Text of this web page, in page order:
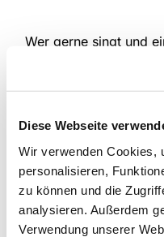
Diese Webseite
Wir verwenden Cookies,
personalisieren,
zu können und die
analysieren. Außerdem
Verwendung unserer
Wer gerne singt und
hat, ist herzlich
reinzuschauen und
Komponisten wie
Gospels. Die
bei Konzerten, aber
anderen